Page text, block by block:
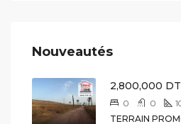
Nouveautés
2,800,000 DT
0 0
TERRAIN